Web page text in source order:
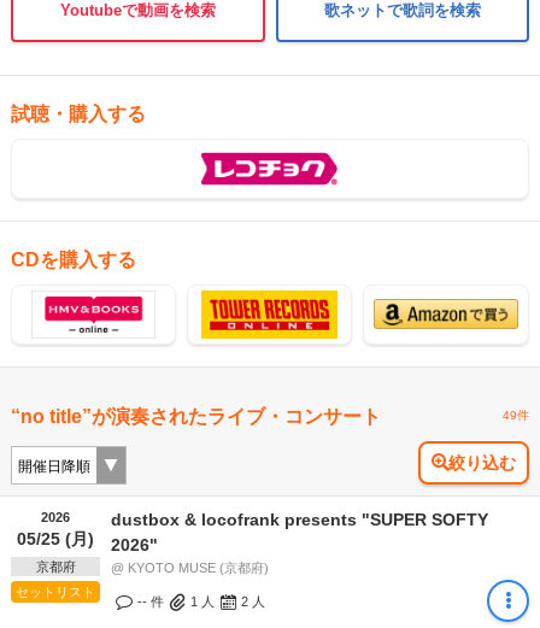
Youtubeで動画を検索 歌ネットで歌詞を検索
試聴・購入する
CDを購入する
“no title”が演奏されたライブ・コンサート 49件
絞り込む
2026
05/25 (月)
京都府
セットリスト
dustbox & locofrank presents "SUPER SOFTY
2026"
@ KYOTO MUSE (京都府)
-- 件 1 人 2 人